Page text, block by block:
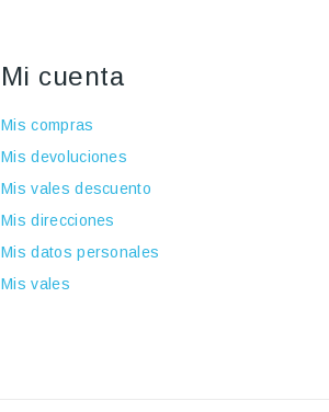
Mi cuenta
Mis compras
Mis devoluciones
Mis vales descuento
Mis direcciones
Mis datos personales
Mis vales